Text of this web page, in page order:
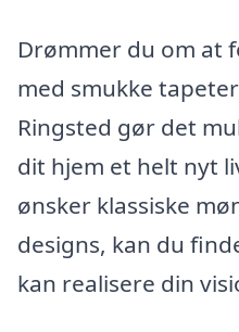
Drømmer du om at
med smukke
Ringsted gør det
dit hjem et helt nyt
ønsker klassiske
designs, kan du
kan realisere din